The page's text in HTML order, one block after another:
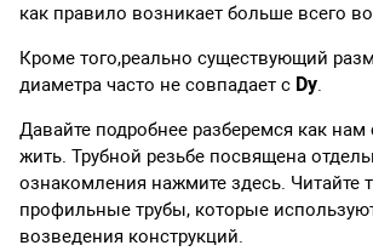
как правило возникает больше всего
Кроме того,реально существующий
диаметра часто не совпадает с Dy.
Давайте подробнее разберемся как
жить. Трубной резьбе посвящена
ознакомления нажмите здесь. Читайте
профильные трубы, которые
возведения конструкций.